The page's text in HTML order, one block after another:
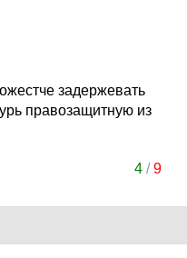
задержевать
правозащитную из
4/9